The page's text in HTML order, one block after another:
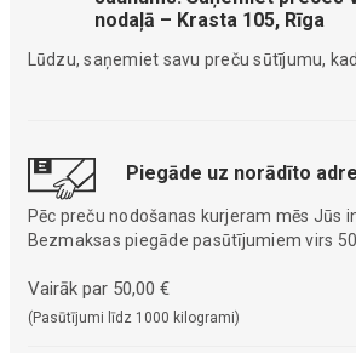
nodaļā – Krasta 105, Rīga
Lūdzu, saņemiet savu preču sūtījumu,
Piegāde uz norādīto
Pēc preču nodošanas kurjeram mēs Jūs
Bezmaksas piegāde pasūtījumiem virs 50
Vairāk par 50,00 €
(Pasūtījumi līdz 1000 kilogrami)